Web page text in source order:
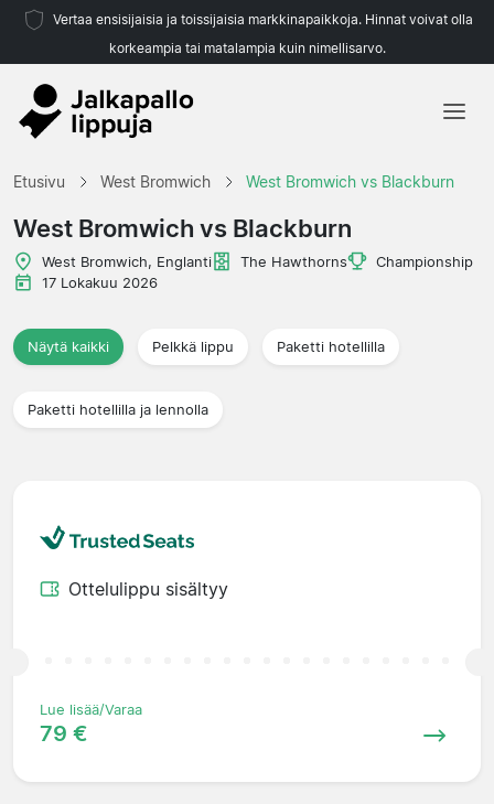
Vertaa ensisijaisia ja toissijaisia markkinapaikkoja. Hinnat voivat olla
korkeampia tai matalampia kuin nimellisarvo.
Etusivu West Bromwich West Bromwich vs Blackburn
West Bromwich vs Blackburn
West Bromwich, Englanti The Hawthorns
Championship
17 Lokakuu 2026
Näytä kaikki Pelkkä lippu Paketti hotellilla
Paketti hotellilla ja lennolla
Ottelulippu sisältyy
Lue lisää/Varaa
79 €